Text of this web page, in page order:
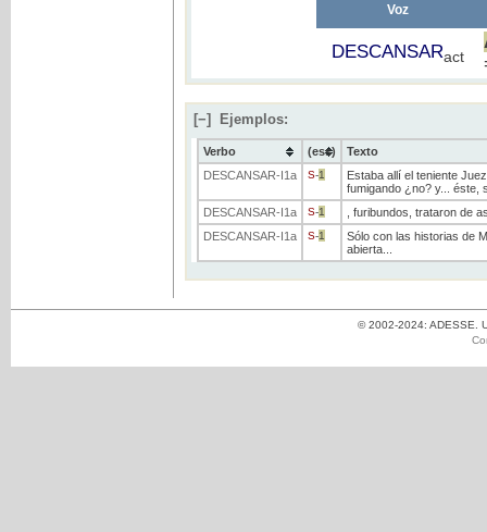
Voz
DESCANSARact
[−] Ejemplos:
Verbo (ess)
Texto
DESCANSAR-I1a S-1
Estaba allí el teniente
fumigando ¿no? y... éste,
DESCANSAR-I1a S-1
, furibundos, trataron de
DESCANSAR-I1a S-1
Sólo con las historias de
abierta...
© 2002-2024: ADESSE.